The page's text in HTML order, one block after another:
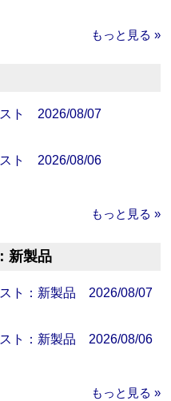
もっと見る »
スト 2026/08/07
スト 2026/08/06
もっと見る »
新製品
ト：新製品 2026/08/07
ト：新製品 2026/08/06
もっと見る »